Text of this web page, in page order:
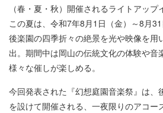
（春・夏・秋）開催されるライトアップ
この夏は、令和7年8月1日（金）～8月31
後楽園の四季折々の絶景を光や映像を用
出。期間中は岡山の伝統文化の体験や音
様々な催しが楽しめる。
今回発表された『幻想庭園音楽祭』は、
を設けて開催される、一夜限りのアコー